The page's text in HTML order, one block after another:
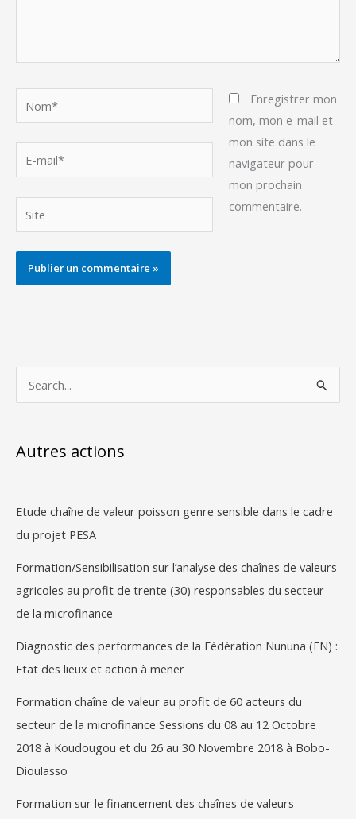
mail*
Enregistrer mon
nom, mon e-mail et
mon site dans le
navigateur pour
mon prochain
commentaire.
e
h
c
h
e
r
Autres actions
Etude chaîne de valeur poisson genre sensible dans le cadre
du projet PESA
Formation/Sensibilisation sur l’analyse des chaînes de valeurs
agricoles au profit de trente (30) responsables du secteur
de la microfinance
Diagnostic des performances de la Fédération Nununa (FN) :
Etat des lieux et action à mener
Formation chaîne de valeur au profit de 60 acteurs du
secteur de la microfinance Sessions du 08 au 12 Octobre
2018 à Koudougou et du 26 au 30 Novembre 2018 à Bobo-
Dioulasso
Formation sur le financement des chaînes de valeurs